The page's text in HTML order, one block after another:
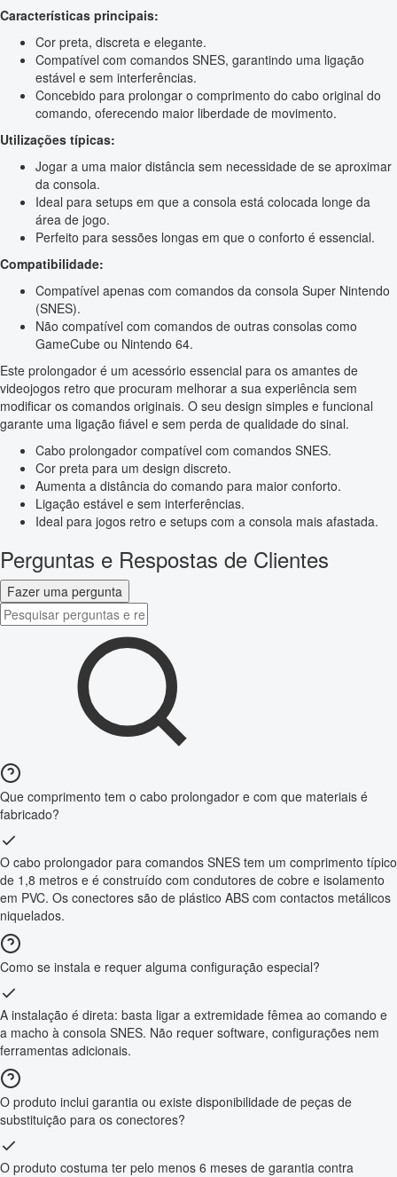
Características principais:
Cor preta, discreta e elegante.
Compatível com comandos SNES, garantindo uma ligação
estável e sem interferências.
Concebido para prolongar o comprimento do cabo original do
comando, oferecendo maior liberdade de movimento.
Utilizações típicas:
Jogar a uma maior distância sem necessidade de se aproximar
da consola.
Ideal para setups em que a consola está colocada longe da
área de jogo.
Perfeito para sessões longas em que o conforto é essencial.
Compatibilidade:
Compatível apenas com comandos da consola Super Nintendo
(SNES).
Não compatível com comandos de outras consolas como
GameCube ou Nintendo 64.
Este prolongador é um acessório essencial para os amantes de
videojogos retro que procuram melhorar a sua experiência sem
modificar os comandos originais. O seu design simples e funcional
garante uma ligação fiável e sem perda de qualidade do sinal.
Cabo prolongador compatível com comandos SNES.
Cor preta para um design discreto.
Aumenta a distância do comando para maior conforto.
Ligação estável e sem interferências.
Ideal para jogos retro e setups com a consola mais afastada.
Perguntas e Respostas de Clientes
Fazer uma pergunta
Que comprimento tem o cabo prolongador e com que materiais é
fabricado?
O cabo prolongador para comandos SNES tem um comprimento típico
de 1,8 metros e é construído com condutores de cobre e isolamento
em PVC. Os conectores são de plástico ABS com contactos metálicos
niquelados.
Como se instala e requer alguma configuração especial?
A instalação é direta: basta ligar a extremidade fêmea ao comando e
a macho à consola SNES. Não requer software, configurações nem
ferramentas adicionais.
O produto inclui garantia ou existe disponibilidade de peças de
substituição para os conectores?
O produto costuma ter pelo menos 6 meses de garantia contra